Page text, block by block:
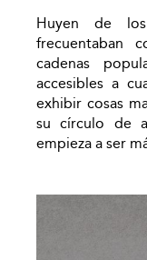
Huyen de
frecuentaban
cadenas
accesibles a
exhibir cosas
su círculo de
empieza a ser